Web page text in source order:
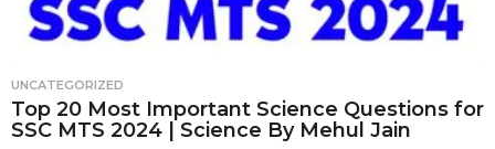
UNCATEGORIZED
Top 20 Most Important Science Questions for
SSC MTS 2024 | Science By Mehul Jain